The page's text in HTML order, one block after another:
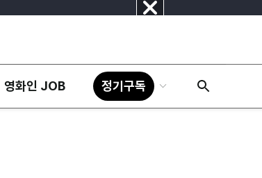
닫
영화인 JOB 정기구독